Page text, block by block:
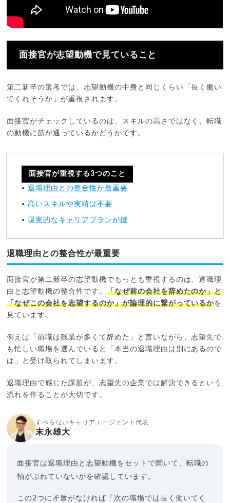
面接官が志望動機で見ていること
第二新卒の選考では、志望動機の中身と同じくらい「長く働い
てくれそうか」が重視されます。
面接官がチェックしているのは、スキルの高さではなく、転職
の動機に筋が通っているかどうかです。
面接官が重視する3つのこと
退職理由との整合性が最重要
高いスキルや実績は不要
現実的なキャリアプランが鍵
退職理由との整合性が最重要
面接官が第二新卒の志望動機でもっとも重視するのは、退職理
由と志望動機の整合性です。 「なぜ前の会社を辞めたのか」と
「なぜこの会社を志望するのか」が論理的に繋がっているかを
見ています。
例えば「前職は残業が多くて辞めた」と言いながら、志望先で
も忙しい職場を選んでいると「本当の退職理由は別にあるので
は」と受け取られてしまいます。
退職理由で感じた課題が、志望先の企業では解決できるという
流れを作ることが大切です。
すべらないキャリアエージェント代表
末永雄大
面接官は退職理由と志望動機をセットで聞いて、転職の
軸がぶれていないかを確認しています。
この2つに矛盾がなければ「次の職場では長く働いてく